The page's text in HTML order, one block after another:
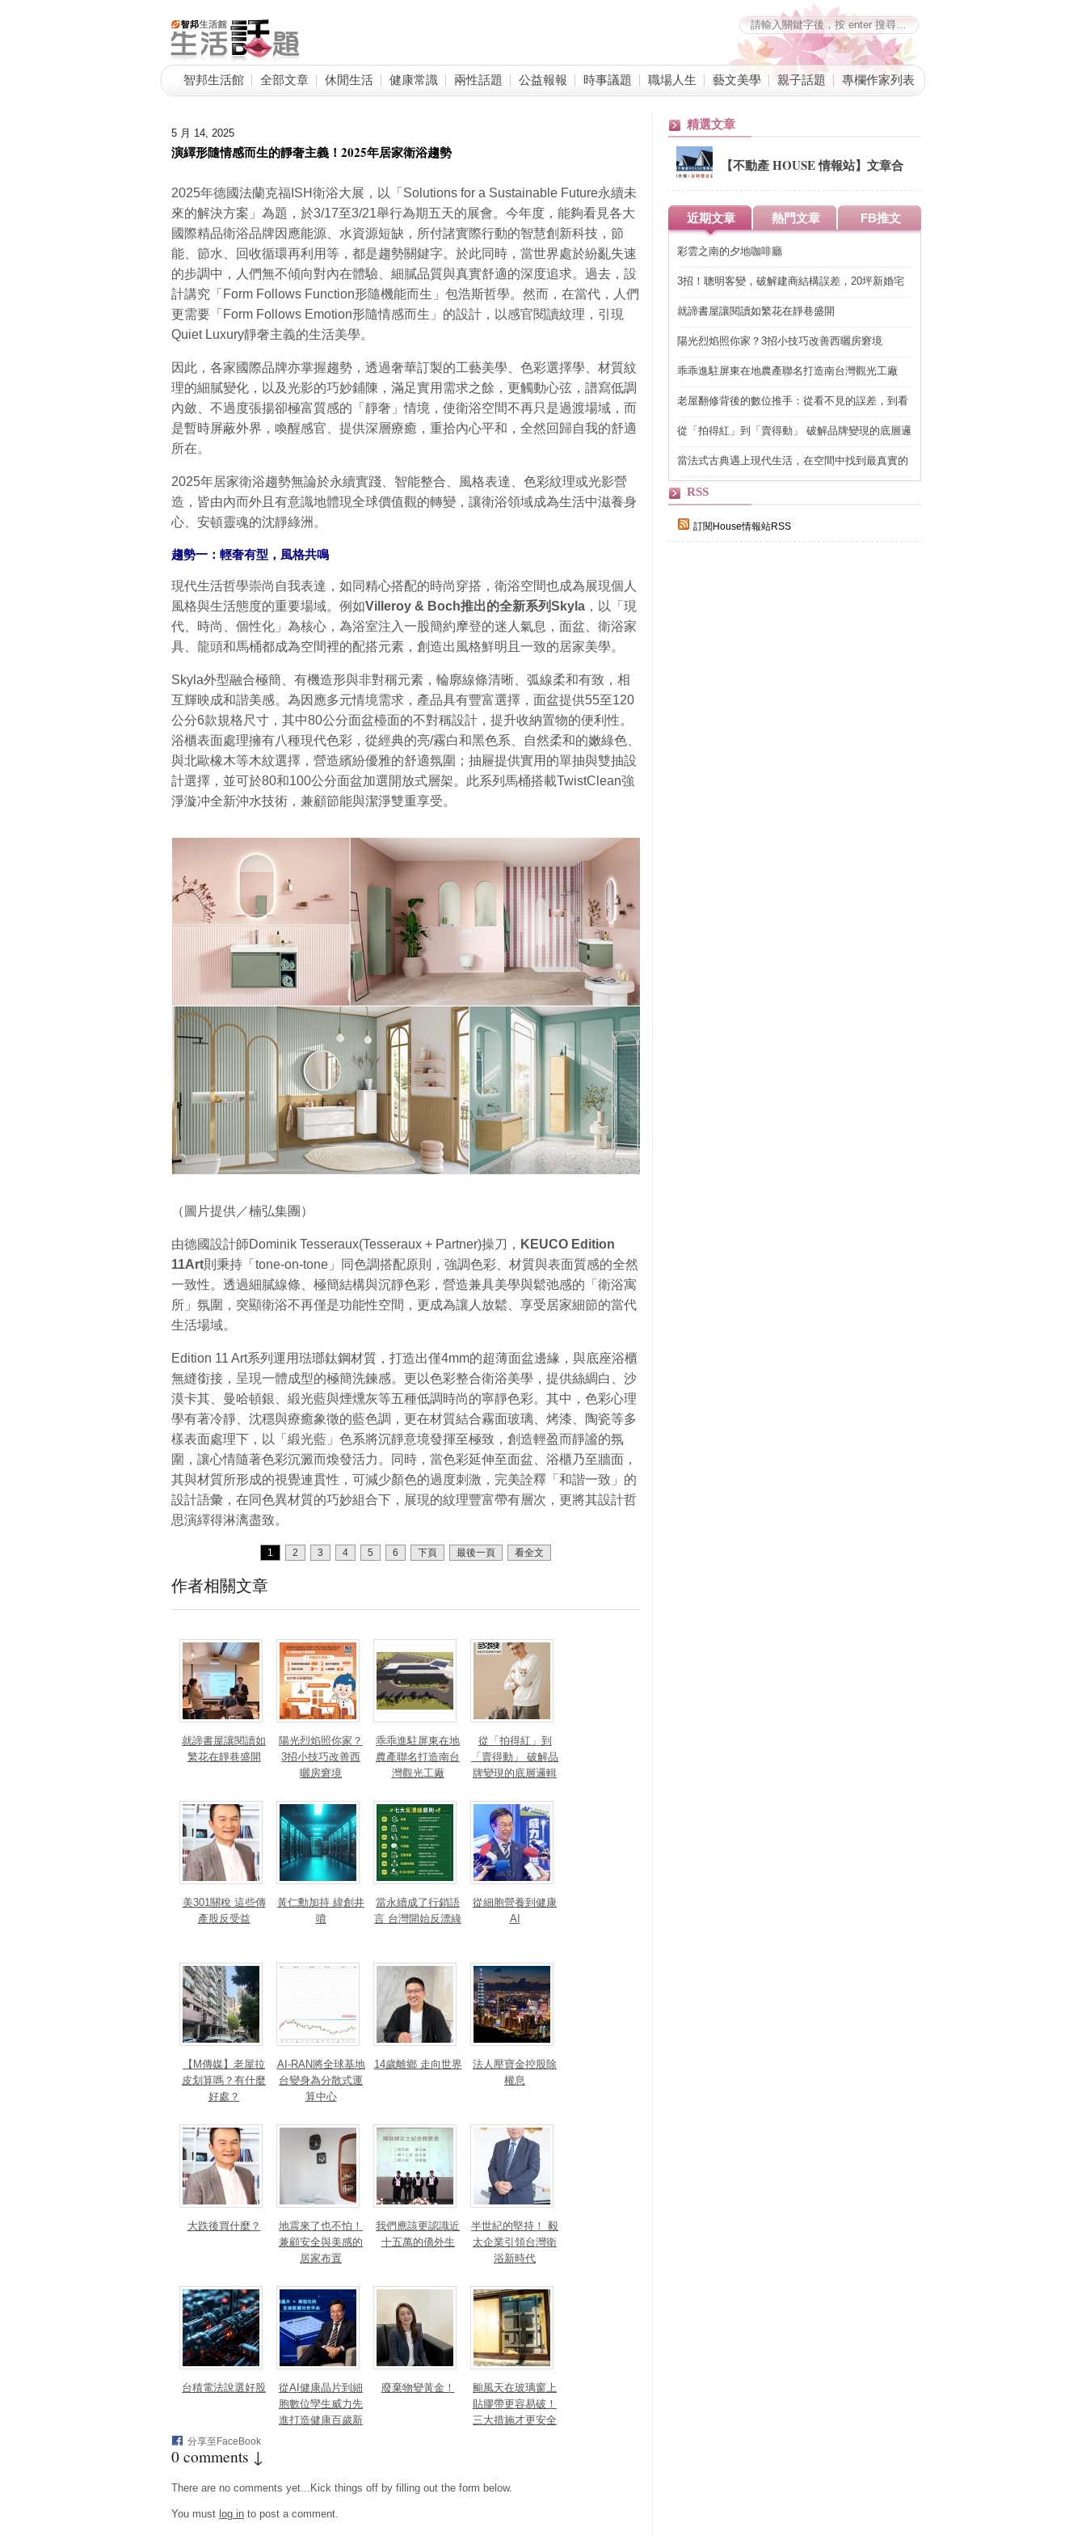
智邦生活館 全部文章 休閒生活 健康常識 兩性話題 公益報報 時事議題 職場人生 藝文美學 親子話題 專欄作家列表
5 月 14, 2025
演繹形隨情感而生的靜奢主義！2025年居家衛浴趨勢
2025年德國法蘭克福ISH衛浴大展，以「Solutions for a Sustainable Future永續未
來的解決方案」為題，於3/17至3/21舉行為期五天的展會。今年度，能夠看見各大
國際精品衛浴品牌因應能源、水資源短缺，所付諸實際行動的智慧創新科技，節
能、節水、回收循環再利用等，都是趨勢關鍵字。於此同時，當世界處於紛亂失速
的步調中，人們無不傾向對內在體驗、細膩品質與真實舒適的深度追求。過去，設
計講究「Form Follows Function形隨機能而生」包浩斯哲學。然而，在當代，人們
更需要「Form Follows Emotion形隨情感而生」的設計，以感官閱讀紋理，引現
Quiet Luxury靜奢主義的生活美學。
因此，各家國際品牌亦掌握趨勢，透過奢華訂製的工藝美學、色彩選擇學、材質紋
理的細膩變化，以及光影的巧妙鋪陳，滿足實用需求之餘，更觸動心弦，譜寫低調
內斂、不過度張揚卻極富質感的「靜奢」情境，使衛浴空間不再只是過渡場域，而
是暫時屏蔽外界，喚醒感官、提供深層療癒，重拾內心平和，全然回歸自我的舒適
所在。
2025年居家衛浴趨勢無論於永續實踐、智能整合、風格表達、色彩紋理或光影營
造，皆由內而外且有意識地體現全球價值觀的轉變，讓衛浴領域成為生活中滋養身
心、安頓靈魂的沈靜綠洲。
趨勢一：輕奢有型，風格共鳴
現代生活哲學崇尚自我表達，如同精心搭配的時尚穿搭，衛浴空間也成為展現個人
風格與生活態度的重要場域。例如Villeroy & Boch推出的全新系列Skyla ，以「現
代、時尚、個性化」為核心，為浴室注入一股簡約摩登的迷人氣息，面盆、衛浴家
具、龍頭和馬桶都成為空間裡的配搭元素，創造出風格鮮明且一致的居家美學。
Skyla外型融合極簡、有機造形與非對稱元素，輪廓線條清晰、弧線柔和有致，相
互輝映成和諧美感。為因應多元情境需求，產品具有豐富選擇，面盆提供55至120
公分6款規格尺寸，其中80公分面盆檯面的不對稱設計，提升收納置物的便利性。
浴櫃表面處理擁有八種現代色彩，從經典的亮/霧白和黑色系、自然柔和的嫩綠色、
與北歐橡木等木紋選擇，營造繽紛優雅的舒適氛圍；抽屜提供實用的單抽與雙抽設
計選擇，並可於80和100公分面盆加選開放式層架。此系列馬桶搭載TwistClean強
淨漩冲全新沖水技術，兼顧節能與潔淨雙重享受。
（圖片提供／楠弘集團）
由德國設計師Dominik Tesseraux(Tesseraux + Partner)操刀， KEUCO Edition
11Art則秉持「tone-on-tone」同色調搭配原則，強調色彩、材質與表面質感的全然
一致性。透過細膩線條、極簡結構與沉靜色彩，營造兼具美學與鬆弛感的「衛浴寓
所」氛圍，突顯衛浴不再僅是功能性空間，更成為讓人放鬆、享受居家細節的當代
生活場域。
Edition 11 Art系列運用琺瑯鈦鋼材質，打造出僅4mm的超薄面盆邊緣，與底座浴櫃
無縫銜接，呈現一體成型的極簡洗鍊感。更以色彩整合衛浴美學，提供絲綢白、沙
漠卡其、曼哈頓銀、緞光藍與煙燻灰等五種低調時尚的寧靜色彩。其中，色彩心理
學有著冷靜、沈穩與療癒象徵的藍色調，更在材質結合霧面玻璃、烤漆、陶瓷等多
樣表面處理下，以「緞光藍」色系將沉靜意境發揮至極致，創造輕盈而靜謐的氛
圍，讓心情隨著色彩沉澱而煥發活力。同時，當色彩延伸至面盆、浴櫃乃至牆面，
其與材質所形成的視覺連貫性，可減少顏色的過度刺激，完美詮釋「和諧一致」的
設計語彙，在同色異材質的巧妙組合下，展現的紋理豐富帶有層次，更將其設計哲
思演繹得淋漓盡致。
1 2 3 4 5 6 下頁 最後一頁 看全文
作者相關文章
就諦書屋讓閱讀如
繁花在靜巷盛開
陽光烈焰照你家？
3招小技巧改善西
曬房窘境
乖乖進駐屏東在地
農產聯名打造南台
灣觀光工廠
從「拍得紅」到
「賣得動」 破解品
牌變現的底層邏輯
美301關稅 這些傳
產股反受益
黃仁勳加持 緯創井
噴
當永續成了行銷語
言 台灣開始反漂綠
從細胞營養到健康
AI
【M傳媒】老屋拉
皮划算嗎？有什麼
好處？
AI-RAN將全球基地
台變身為分散式運
算中心
14歲離鄉 走向世界
法人壓寶金控股除
權息
大跌後買什麼？
地震來了也不怕！
兼顧安全與美感的
居家布置
我們應該更認識近
十五萬的僑外生
半世紀的堅持！ 毅
太企業引領台灣衛
浴新時代
台積電法說選好股
從AI健康晶片到細
胞數位孿生威力先
進打造健康百歲新
廢棄物變黃金！
颱風天在玻璃窗上
貼膠帶更容易破！
三大措施才更安全
分享至FaceBook
0 comments ↓
There are no comments yet...Kick things off by filling out the form below.
You must log in to post a comment.
精選文章
【不動產 HOUSE 情報站】文章合
併公告
近期文章 熱門文章 FB推文
彩雲之南的夕地咖啡廳
3招！聰明客變，破解建商結構誤差，20坪新婚宅
就諦書屋讓閱讀如繁花在靜巷盛開
陽光烈焰照你家？3招小技巧改善西曬房窘境
乖乖進駐屏東在地農產聯名打造南台灣觀光工廠
老屋翻修背後的數位推手：從看不見的誤差，到看
從「拍得紅」到「賣得動」 破解品牌變現的底層邏
當法式古典遇上現代生活，在空間中找到最真實的
RSS
訂閱House情報站RSS